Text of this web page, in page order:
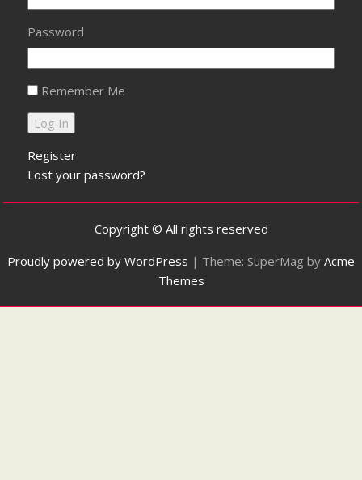
Password
Remember Me
Register
Lost your password?
Copyright © All rights reserved
Proudly powered by WordPress | Theme: SuperMag by Acme
Themes